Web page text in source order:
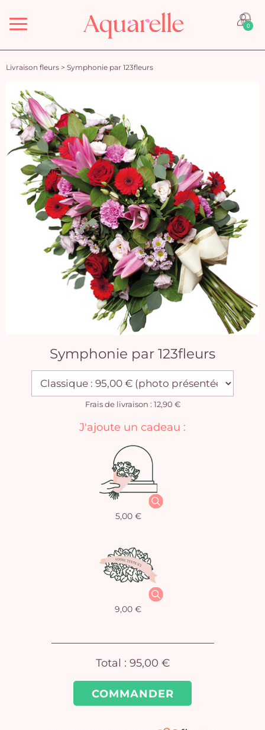
Menu 0
Livraison fleurs > Symphonie par 123fleurs
Symphonie par 123fleurs
Frais de livraison : 12,90 €
COMMANDER
J'ajoute un cadeau :
5,00 €
9,00 €
Total : 95,00 €